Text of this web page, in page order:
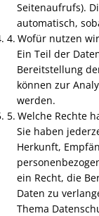
Seitenaufrufs).
automatisch,
Wofür nutzen
Ein Teil der
Bereitstellung
können zur
werden.
Welche Rechte
Sie haben
Herkunft,
ein Recht, die
Daten zu
Thema